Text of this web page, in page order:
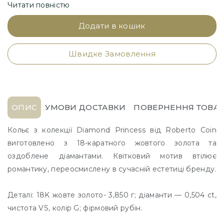
Читати повністю
Додати в кошик
Швидке Замовлення
ОПИС УМОВИ ДОСТАВКИ ПОВЕРНЕННЯ
Кольє з колекції Diamond Princess від Roberto Coin
виготовлено з 18-каратного жовтого золота та
оздоблене діамантами. Квітковий мотив втілює
романтику, переосмислену в сучасній естетиці бренду.
Деталі: 18K жовте золото- 3,850 г; діаманти — 0,504 ct,
чистота VS, колір G; фірмовий рубін.